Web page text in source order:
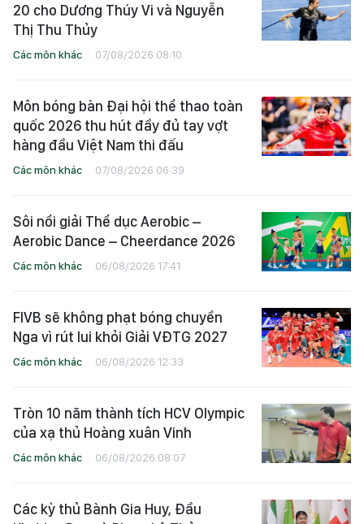
20 cho Dương Thúy Vi và Nguyễn
Thị Thu Thủy
Các môn khác 07/08/2026 08:10
Môn bóng bàn Đại hội thể thao toàn
quốc 2026 thu hút đầy đủ tay vợt
hàng đầu Việt Nam thi đấu
Các môn khác 07/08/2026 06:39
Sôi nổi giải Thể dục Aerobic –
Aerobic Dance – Cheerdance 2026
Các môn khác 06/08/2026 17:41
FIVB sẽ không phạt bóng chuyền
Nga vì rút lui khỏi Giải VĐTG 2027
Các môn khác 06/08/2026 12:33
Tròn 10 năm thành tích HCV Olympic
của xạ thủ Hoàng xuân Vinh
Các môn khác 06/08/2026 08:07
Các kỳ thủ Bành Gia Huy, Đầu